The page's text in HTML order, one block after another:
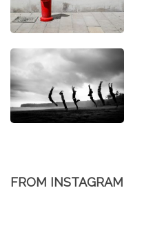
FROM INSTAGRAM